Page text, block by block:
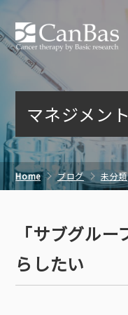
マネジメン
Home ブログ 未分類
「サブグル
らしたい